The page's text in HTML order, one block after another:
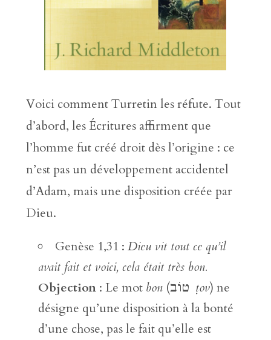
Voici comment Turretin les réfute. Tout
d’abord, les Écritures affirment que
l’homme fut créé droit dès l’origine : ce
n’est pas un développement accidentel
d’Adam, mais une disposition créée par
Dieu.
Genèse 1,31 : Dieu vit tout ce qu’il
avait fait et voici, cela était très bon.
Objection: Le mot bon ṭov) ne
désigne qu’une disposition à la bonté
d’une chose, pas le fait qu’elle est